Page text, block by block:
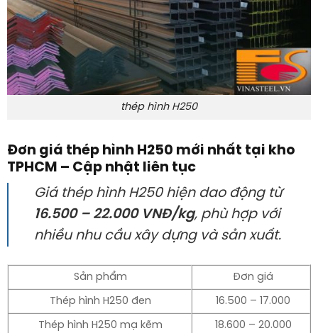
thép hình H250
Đơn giá thép hình H250 mới nhất tại kho
TPHCM – Cập nhật liên tục
Giá thép hình H250 hiện dao động từ
16.500 – 22.000 VNĐ/kg, phù hợp với
nhiều nhu cầu xây dựng và sản xuất.
Sản phẩm Đơn giá
Thép hình H250 đen 16.500 – 17.000
Thép hình H250 mạ kẽm 18.600 – 20.000